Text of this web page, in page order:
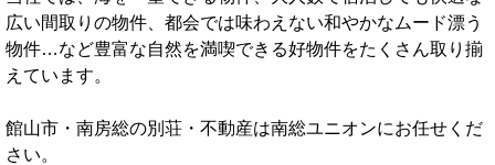
広い間取りの物件、都会では味わえない和やかなムード漂う
物件…など豊富な自然を満喫できる好物件をたくさん取り揃
えています。
館山市・南房総の別荘・不動産は南総ユニオンにお任せくだ
さい。